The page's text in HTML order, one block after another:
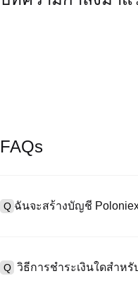
FAQs
Q ฉันจะสร้างบัญชี
"ความปลอดภัย" อัปโหลดเอ
Q วิธีการชำระเงินใดสำห